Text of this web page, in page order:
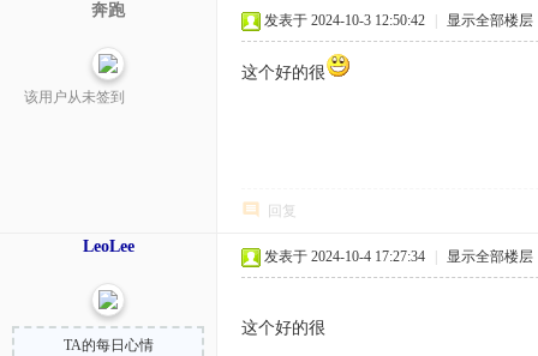
奔跑
该用户从未签到
发表于 2024-10-3 12:50:42 显示全部楼层
这个好的很
回复
LeoLee
TA的每日心情
发表于 2024-10-4 17:27:34 显示全部楼层
这个好的很